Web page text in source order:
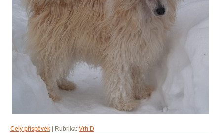
Celý příspěvek Rubrika: Vrh D